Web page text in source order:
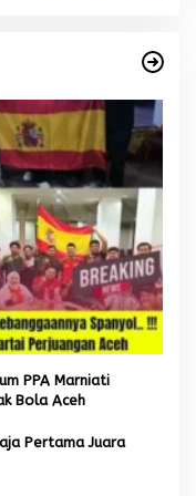
PPA Marniati
Bola Aceh
Pertama Juara